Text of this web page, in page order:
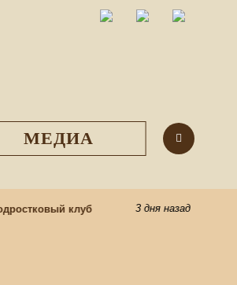
МЕДИА
клуб 3 дня назад Центр